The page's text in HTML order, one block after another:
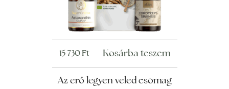
Az erő legyen veled csomag
15 730Ft Kosárba teszem